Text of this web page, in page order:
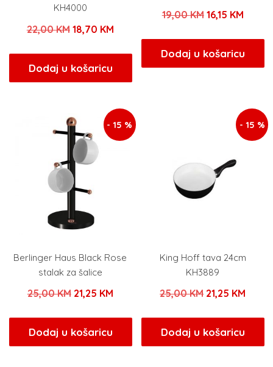
KH4000
22,00KM Izvorna
bila
je:
18,70 KMTrenutna
18,70 KM.
Dodaj u košaricu
19,00KM Izvorna
bila
je:
16,15 KM
je:
16,15
Dodaj u košaricu
- 15 %
Berlinger Haus Black Rose
stalak za šalice
25,00KM Izvorna
bila
je:
21,25 KMTrenutna
21,25 KM.
Dodaj u košaricu
- 15 %
King Hoff tava 24cm
KH3889
25,00KM Izvorna
bila
je:
21,25 KM
21,25
Dodaj u košaricu